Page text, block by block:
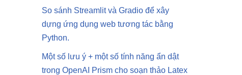
So sánh Streamlit và Gradio để xây
dựng ứng dụng web tương tác bằng
Python.
Một số lưu ý + một số tính năng ẩn dật
trong OpenAI Prism cho soạn thảo Latex